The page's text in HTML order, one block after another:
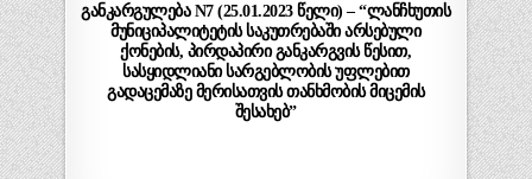
განკარგულება N7 (25.01.2023 წელი) – “ლანჩხუთის
მუნიციპალიტეტის საკუთრებაში არსებული
ქონების, პირდაპირი განკარგვის წესით,
სასყიდლიანი სარგებლობის უფლებით
გადაცემაზე მერისათვის თანხმობის მიცემის
შესახებ”